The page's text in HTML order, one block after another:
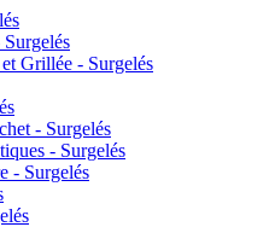
Grillée - Surgelés
- Surgelés
- Surgelés
- Surgelés